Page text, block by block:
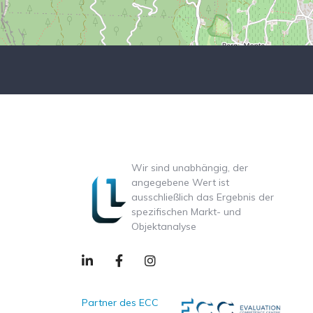
Wir sind unabhängig, der
angegebene Wert ist
ausschließlich das Ergebnis der
spezifischen Markt- und
Objektanalyse
Partner des ECC